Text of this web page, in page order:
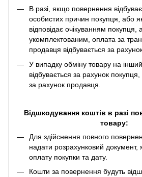
В разі, якщо повернення
особистих причин покупця, або
відповідає очікуванням
укомплектованим, оплата за
продавця відбувається за
У випадку обміну товару на
відбувається за рахунок
за рахунок продавця.
Відшкодування коштів в разі
товару:
Для здійснення повного
надати розрахунковий документ,
оплату покупки та дату.
Кошти за повернення будуть